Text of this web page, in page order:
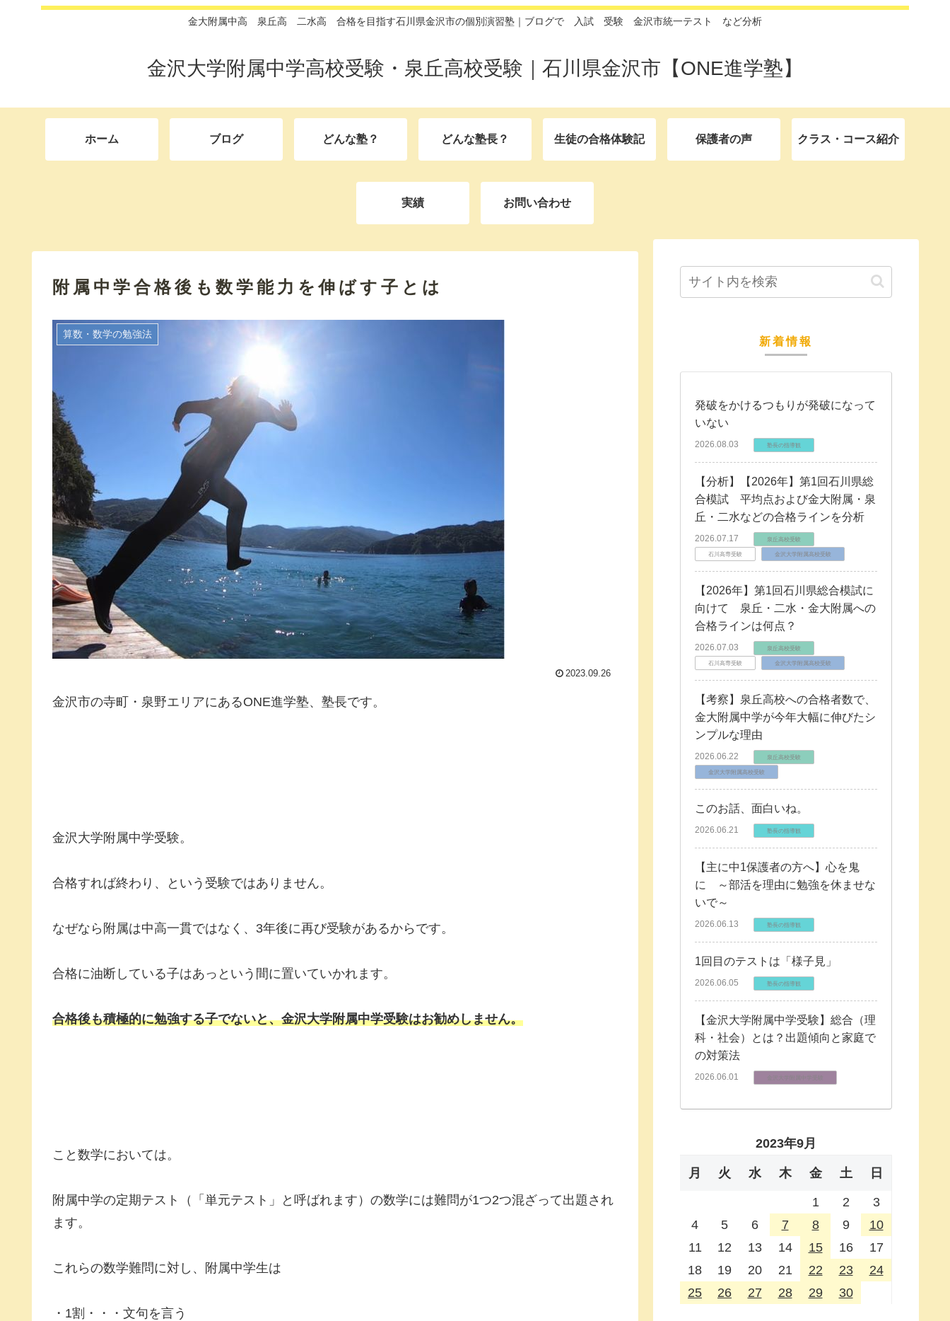
金大附属中高 泉丘高 二水高 合格を目指す石川県金沢市の個別演習塾｜ブログで 入試 受験 金沢市統一テスト など分析
金沢大学附属中学高校受験・泉丘高校受験｜石川県金沢市【ONE進学塾】
ホーム ブログ どんな塾？ どんな塾長？ 生徒の合格体験記 保護者の声 クラス・コース紹介
実績 お問い合わせ
附属中学合格後も数学能力を伸ばす子とは
算数・数学の勉強法
2023.09.26
金沢市の寺町・泉野エリアにあるONE進学塾、塾長です。
金沢大学附属中学受験。
合格すれば終わり、という受験ではありません。
なぜなら附属は中高一貫ではなく、3年後に再び受験があるからです。
合格に油断している子はあっという間に置いていかれます。
合格後も積極的に勉強する子でないと、金沢大学附属中学受験はお勧めしません。
こと数学においては。
附属中学の定期テスト（「単元テスト」と呼ばれます）の数学には難問が1つ2つ混ざって出題され
ます。
これらの数学難問に対し、附属中学生は
・1割・・・文句を言う
新着情報
発破をかけるつもりが発破になって
いない
2026.08.03 塾長の指導観
【分析】【2026年】第1回石川県総
合模試 平均点および金大附属・泉
丘・二水などの合格ラインを分析
2026.07.17 泉丘高校受験
石川高専受験 金沢大学附属高校受験
【2026年】第1回石川県総合模試に
向けて 泉丘・二水・金大附属への
合格ラインは何点？
2026.07.03 泉丘高校受験
石川高専受験 金沢大学附属高校受験
【考察】泉丘高校への合格者数で、
金大附属中学が今年大幅に伸びたシ
ンプルな理由
2026.06.22 泉丘高校受験
金沢大学附属高校受験
このお話、面白いね。
2026.06.21 塾長の指導観
【主に中1保護者の方へ】心を鬼
に ～部活を理由に勉強を休ませな
いで～
2026.06.13 塾長の指導観
1回目のテストは「様子見」
2026.06.05 塾長の指導観
【金沢大学附属中学受験】総合（理
科・社会）とは？出題傾向と家庭で
の対策法
2026.06.01 金沢大学附属中学受験
2023年9月
月 火 水 木 金 土 日
1 2
3
4
5 6 7 8 9
10
11
12 13 14 15 16
17
18
19 20 21 22 23
24
25
26 27 28 29 30